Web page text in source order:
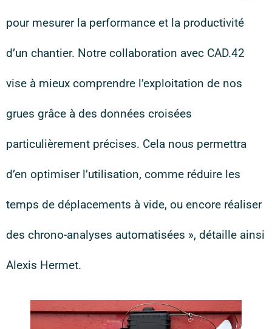
pour mesurer la performance et la productivité
d’un chantier. Notre collaboration avec CAD.42
vise à mieux comprendre l’exploitation de nos
grues grâce à des données croisées
particulièrement précises. Cela nous permettra
d’en optimiser l’utilisation, comme réduire les
temps de déplacements à vide, ou encore réaliser
des chrono-analyses automatisées », détaille ainsi
Alexis Hermet.